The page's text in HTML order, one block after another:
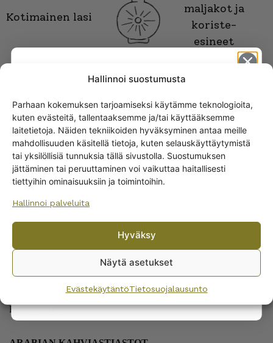
Hallinnoi suostumusta
Parhaan kokemuksen tarjoamiseksi käytämme teknologioita,
kuten evästeitä, tallentaaksemme ja/tai käyttääksemme
laitetietoja. Näiden tekniikoiden hyväksyminen antaa meille
mahdollisuuden käsitellä tietoja, kuten selauskäyttäytymistä
tai yksilöllisiä tunnuksia tällä sivustolla. Suostumuksen
jättäminen tai peruuttaminen voi vaikuttaa haitallisesti
tiettyihin ominaisuuksiin ja toimintoihin.
Hallinnoi palveluita
Hyväksy
Näytä asetukset
EvästekäytäntöTietosuojalausunto
Kotimainen lasi
maljakot ja
koriste-
esineet
ARABIAN RUOKA-ASTIAT
Lautaset
Kannut ja kaatimet
Tarjoiluastiat
Muut ruoka-astioiden osat
Munakupit
Kastikeastiat
Ruuanvalmistus
Get -5%
off?
Yes! I want the discount
privacy policy.